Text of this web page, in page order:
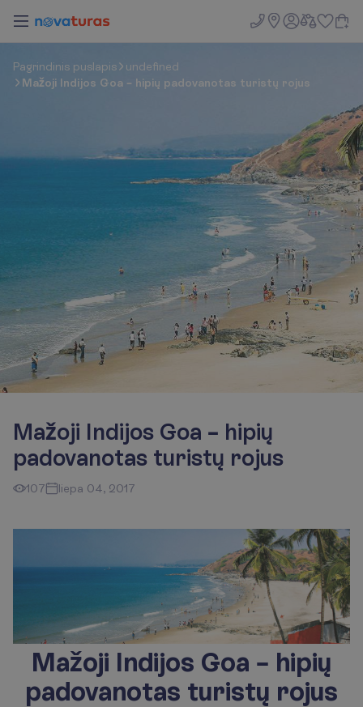
Pagrindinis puslapis
undefined
Mažoji Indijos Goa – hipių padovanotas turistų rojus
Mažoji Indijos Goa – hipių
padovanotas turistų rojus
107 liepa 04, 2017
Mažoji Indijos Goa – hipių
padovanotas turistų rojus